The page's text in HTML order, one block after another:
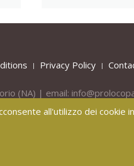
Privacy Policy
(NA) | email:
40
all'utilizzo dei cookie